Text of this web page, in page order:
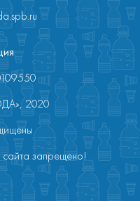
2020
запрещено!